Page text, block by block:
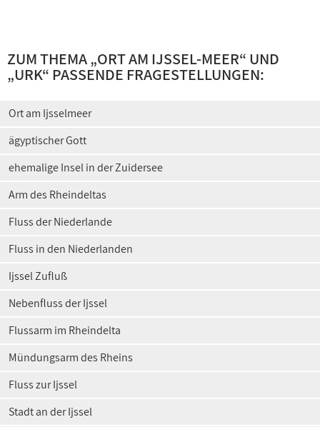
ZUM THEMA „ORT AM IJSSEL-MEER“ UND
„URK“ PASSENDE FRAGESTELLUNGEN:
Ort am Ijsselmeer
ägyptischer Gott
ehemalige Insel in der Zuidersee
Arm des Rheindeltas
Fluss der Niederlande
Fluss in den Niederlanden
Ijssel Zufluß
Nebenfluss der Ijssel
Flussarm im Rheindelta
Mündungsarm des Rheins
Fluss zur Ijssel
Stadt an der Ijssel